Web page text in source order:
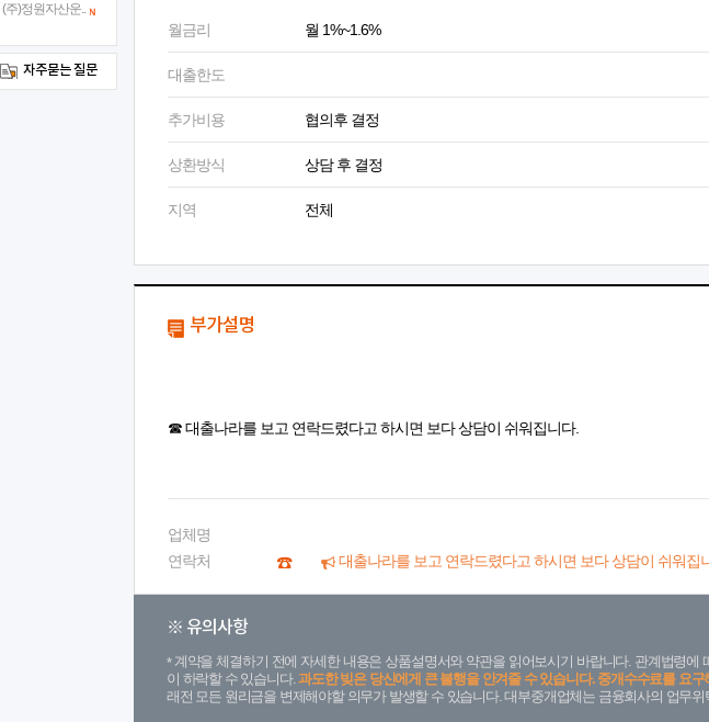
월금리 월 1%~1.6%
대출한도
추가비용 협의후 결정
상환방식 상담 후 결정
지역 전체
부가설명
☎ 대출나라를 보고 연락드렸다고 하시면 보다 상담이 쉬워집니다.
업체명
연락처
대출나라를 보고 연락드렸다고 하시면 보다 상담이 쉬워집
※ 유의사항
계약을 체결하기 전에 자세한 내용은 상품설명서와 약관을 읽어보시기 바랍니다. 관계법령
이 하락할 수 있습니다.과도한 빚은 당신에게 큰 불행을 안겨줄 수 있습니다. 중개수수료를 요
래전 모든 원리금을 변제해야할 의무가 발생할 수 있습니다. 대부중개업체는 금융회사의 업무
(주)정원자산운..
자주묻는 질문